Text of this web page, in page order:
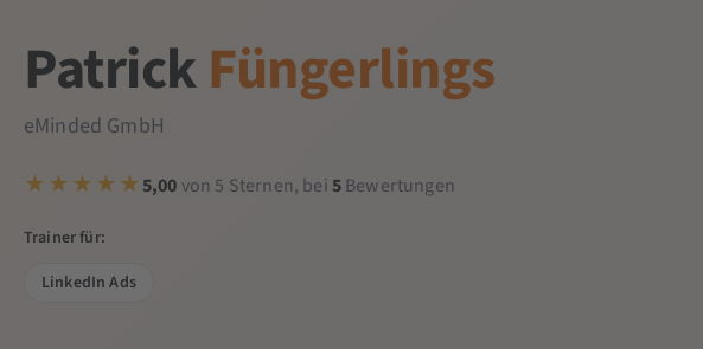
PatrickFüngerlings
eMinded GmbH
5,00von 5 Sternen, bei5Bewertungen
Trainer für:
LinkedIn Ads